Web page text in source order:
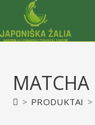
MATCHA
> PRODUKTAI >